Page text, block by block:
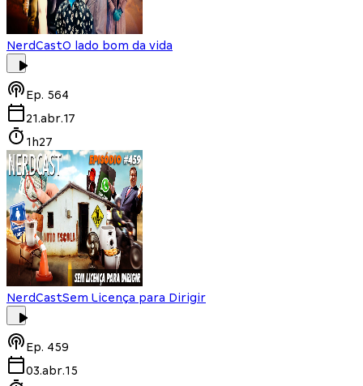
NerdCastO lado bom da vida
Ep. 564
21.abr.17
1h27
NerdCastSem Licença para Dirigir
Ep. 459
03.abr.15